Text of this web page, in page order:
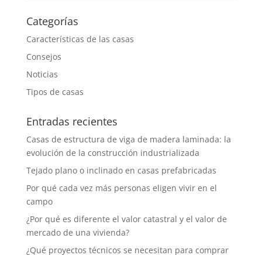
Categorías
Características de las casas
Consejos
Noticias
Tipos de casas
Entradas recientes
Casas de estructura de viga de madera laminada: la
evolución de la construcción industrializada
Tejado plano o inclinado en casas prefabricadas
Por qué cada vez más personas eligen vivir en el
campo
¿Por qué es diferente el valor catastral y el valor de
mercado de una vivienda?
¿Qué proyectos técnicos se necesitan para comprar